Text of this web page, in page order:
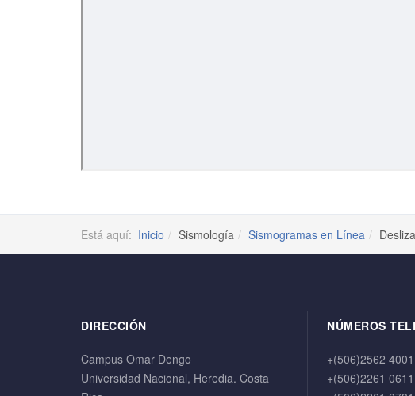
Está aquí: Inicio Sismología Sismogramas en Línea
DIRECCIÓN
Campus Omar Dengo
Universidad Nacional, Heredia. Costa
NÚMEROS
+(506)2562 4001
+(506)2261 0611